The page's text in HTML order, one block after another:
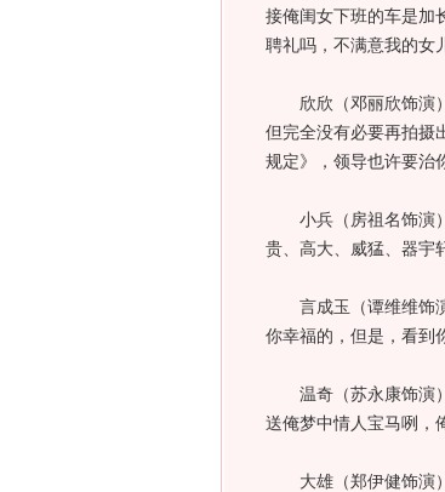
接俺闺女下班的车是加
聘礼吗，不满意我的女
欣欣（邓丽欣饰演）
但完全没有必要再拍摄
规定》，领导也许要治
小兵（房祖名饰演）
贵、高大、威猛、器宇
言成玉（谭维维饰演
你幸福的，但是，看到
温奇（苏永康饰演）
送俺梦中情人宝马咧，
大雄（郑伊健饰演）